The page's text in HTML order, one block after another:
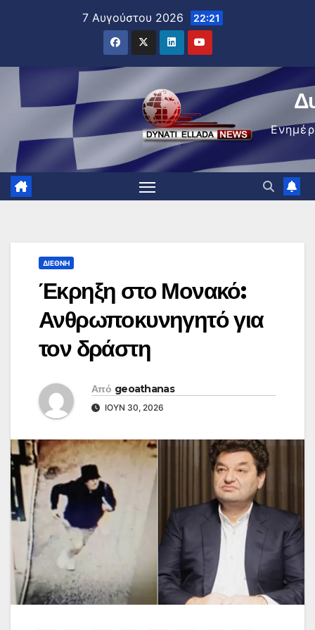
7 Αυγούστου 2026 22:21
ΔΙΕΘΝΉ
Έκρηξη στο Μονακό:
Ανθρωποκυνηγητό για
τον δράστη
Από geoathanas
ΙΟΎΝ 30, 2026